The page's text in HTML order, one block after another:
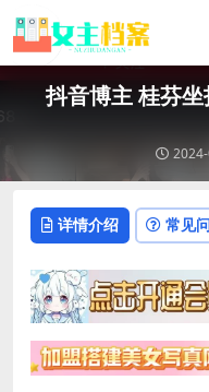
抖音博主 桂芬
详情介绍 常见